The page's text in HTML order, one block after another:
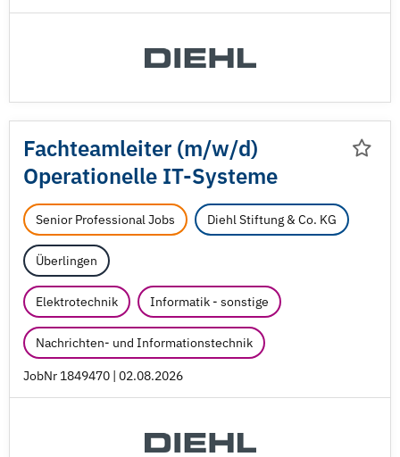
Fachteamleiter (m/w/d)
Operationelle IT-Systeme
Senior Professional Jobs Diehl Stiftung & Co. KG
Überlingen
Elektrotechnik Informatik - sonstige
Nachrichten- und Informationstechnik
JobNr 1849470 | 02.08.2026